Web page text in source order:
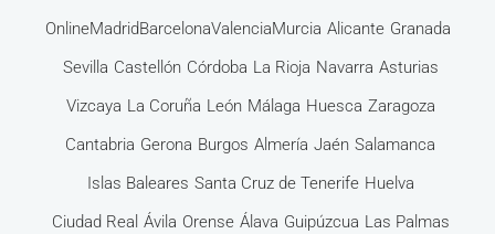
OnlineMadridBarcelonaValenciaMurcia Alicante Granada
Sevilla Castellón Córdoba La Rioja Navarra Asturias
Vizcaya La Coruña León Málaga Huesca Zaragoza
Cantabria Gerona Burgos Almería Jaén Salamanca
Islas Baleares Santa Cruz de Tenerife Huelva
Ciudad Real Ávila Orense Álava Guipúzcua Las Palmas